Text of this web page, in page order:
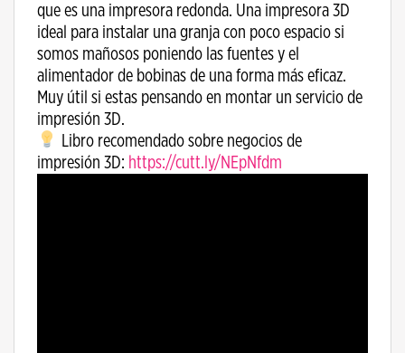
que es una impresora redonda. Una impresora 3D
ideal para instalar una granja con poco espacio si
somos mañosos poniendo las fuentes y el
alimentador de bobinas de una forma más eficaz.
Muy útil si estas pensando en montar un servicio de
impresión 3D.
Libro recomendado sobre negocios de
impresión 3D: https://cutt.ly/NEpNfdm